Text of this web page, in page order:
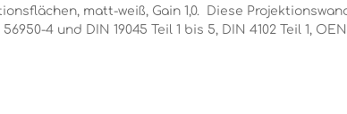
matt-weiß, Gain 1,0. Diese
4 und DIN 19045 Teil 1 bis 5, DIN 4102 Teil 1,